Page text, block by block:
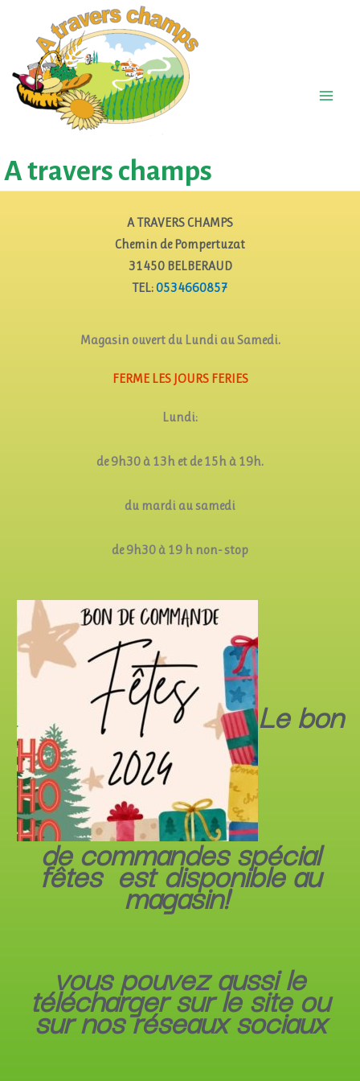
A travers champs
A TRAVERS CHAMPS
Chemin de Pompertuzat
31450 BELBERAUD
TEL:0534660857
Magasin ouvert du Lundi au Samedi.
FERME LES JOURS FERIES
Lundi:
de 9h30 à 13h et de 15h à 19h.
du mardi au samedi
de 9h30 à 19 h non- stop
Le bon
de commandes spécial
fêtes est disponible au
magasin!
vous pouvez aussi le
télécharger sur le site ou
sur nos réseaux sociaux